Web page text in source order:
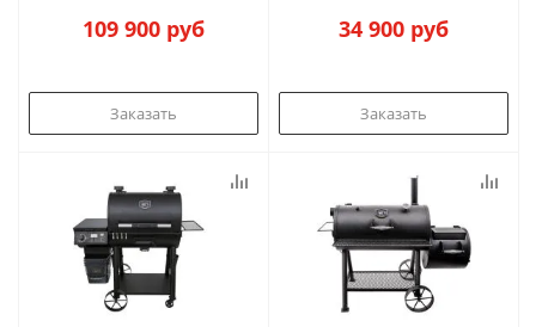
109 900 руб
Заказать
34 900 руб
Заказать